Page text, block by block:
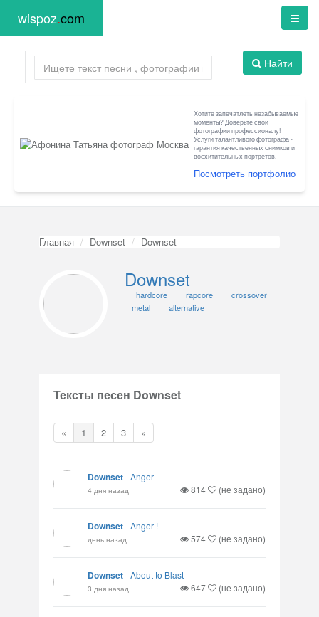
wispoz.com
Найти
Хотите запечатлеть незабываемые
моменты? Доверьте свои
фотографии профессионалу!
Услуги талантливого фотографа -
гарантия качественных снимков и
восхитительных портретов.
Посмотреть портфолио
Главная Downset Downset
Downset
hardcore rapcore
crossover
metal
alternative
Тексты песен Downset
« 1 2 3 »
Downset-Anger
4 дня назад 814 (не задано)
Downset-Anger !
день назад 574 (не задано)
Downset-About to Blast
3 дня назад 647 (не задано)